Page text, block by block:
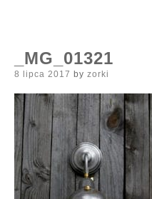
_MG_01321
Posted
8 lipca 2017 by zorki